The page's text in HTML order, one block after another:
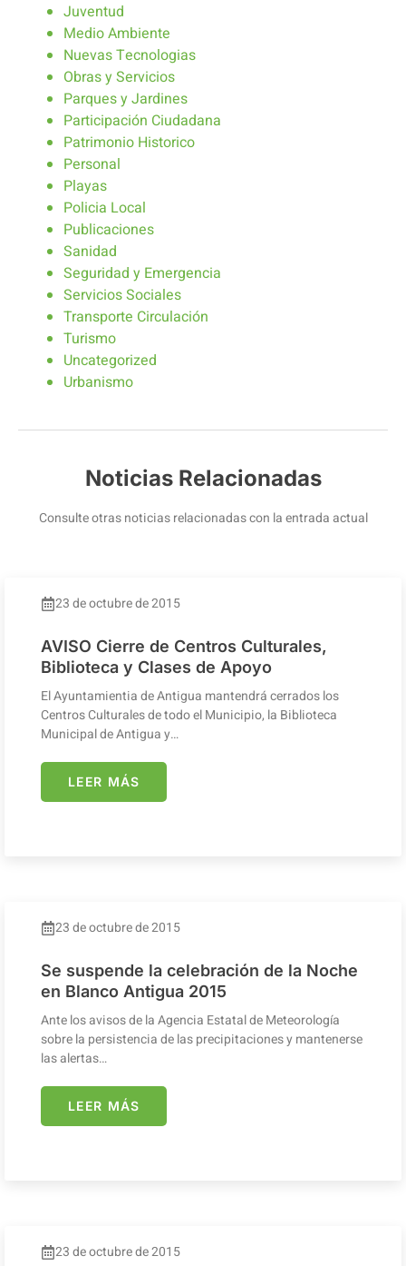
Juventud
Medio Ambiente
Nuevas Tecnologias
Obras y Servicios
Parques y Jardines
Participación Ciudadana
Patrimonio Historico
Personal
Playas
Policia Local
Publicaciones
Sanidad
Seguridad y Emergencia
Servicios Sociales
Transporte Circulación
Turismo
Uncategorized
Urbanismo
Noticias Relacionadas
Consulte otras noticias relacionadas con la entrada actual
23 de octubre de 2015
AVISO Cierre de Centros Culturales,
Biblioteca y Clases de Apoyo
El Ayuntamientia de Antigua mantendrá cerrados los
Centros Culturales de todo el Municipio, la Biblioteca
Municipal de Antigua y…
LEER MÁS
23 de octubre de 2015
Se suspende la celebración de la Noche
en Blanco Antigua 2015
Ante los avisos de la Agencia Estatal de Meteorología
sobre la persistencia de las precipitaciones y mantenerse
las alertas…
LEER MÁS
23 de octubre de 2015